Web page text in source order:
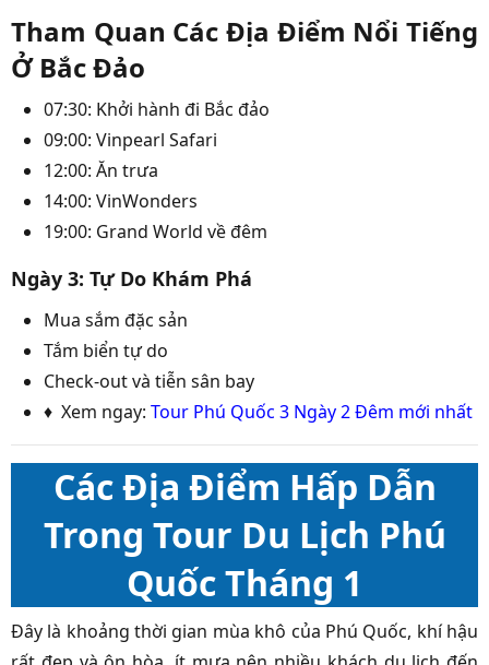
Tham Quan Các Địa Điểm Nổi Tiếng
Ở Bắc Đảo
07:30: Khởi hành đi Bắc đảo
09:00: Vinpearl Safari
12:00: Ăn trưa
14:00: VinWonders
19:00: Grand World về đêm
Ngày 3: Tự Do Khám Phá
Mua sắm đặc sản
Tắm biển tự do
Check-out và tiễn sân bay
♦ Xem ngay: Tour Phú Quốc 3 Ngày 2 Đêm mới nhất
Các Địa Điểm Hấp Dẫn
Trong Tour Du Lịch Phú
Quốc Tháng 1
Đây là khoảng thời gian mùa khô của Phú Quốc, khí hậu